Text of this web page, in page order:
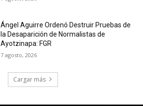
Ángel Aguirre Ordenó Destruir Pruebas de
la Desaparición de Normalistas de
Ayotzinapa: FGR
7 agosto, 2026
Cargar más